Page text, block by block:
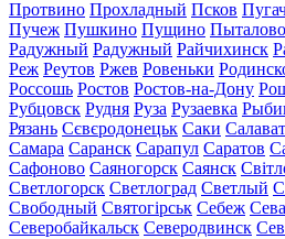
Протвино Прохладный Псков
Пучеж Пушкино Пущино Пыталово
Радужный Радужный Райчихинск
Реж Реутов Ржев Ровеньки
Россошь Ростов Ростов-на-Дону
Рубцовск Рудня Руза Рузаевка
Рязань Сєвєродонецьк Саки Салават
Самара Саранск Сарапул Саратов
Сафоново Саяногорск Саянск
Светлогорск Светлоград Светлый
Свободный Святогірськ Себеж
Северобайкальск Северодвинск